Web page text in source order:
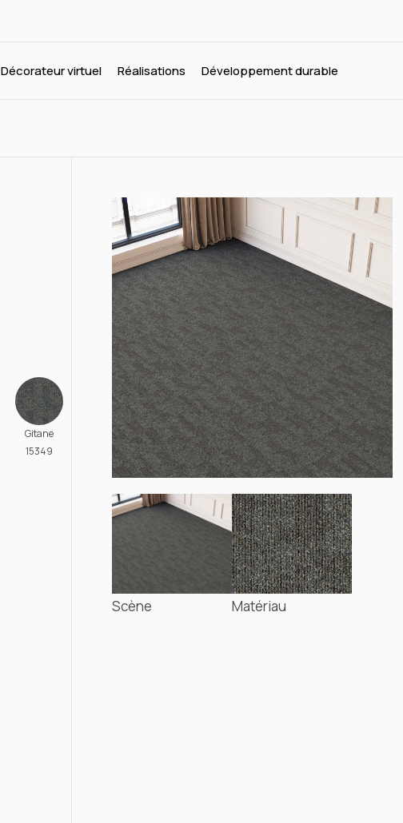
Décorateur virtuel Réalisations Développement durable
Gitane
15349
Scène Matériau